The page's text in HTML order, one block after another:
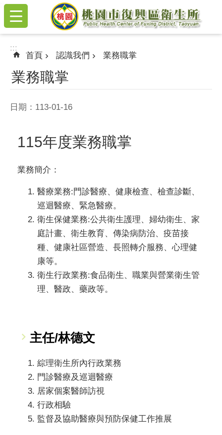
跳到主要內容區塊
:::
:::
首頁 認識我們 業務職掌
業務職掌
日期：113-01-16
115年度業務職掌
業務簡介：
醫療業務:門診醫療、健康檢查、檢查診斷、
巡迴醫療、緊急醫療。
衛生保健業務:公共衛生護理、婦幼衛生、家
庭計畫、衛生教育、傳染病防治、疫苗接
種、健康社區營造、長照轉介服務、心理健
康等。
衛生行政業務:食品衛生、職業與營業衛生管
理、醫政、藥政等。
主任/林德文
綜理衛生所內行政業務
門診醫療及巡迴醫療
居家個案醫師訪視
行政相驗
監督及協助醫療與預防保健工作推展